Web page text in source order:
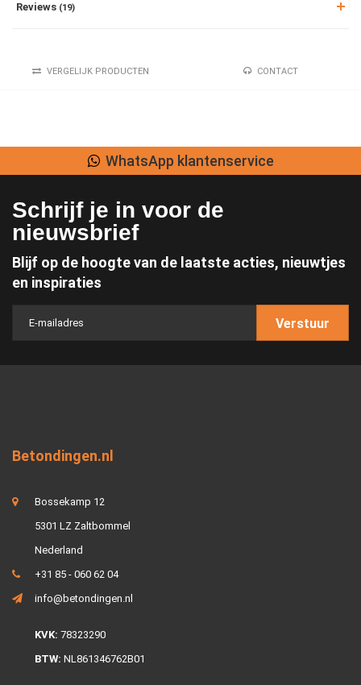
Reviews (19)
VERGELIJK PRODUCTEN CONTACT
WhatsApp klantenservice
Schrijf je in voor de
nieuwsbrief
Blijf op de hoogte van de laatste acties, nieuwtjes
en inspiraties
Verstuur
Betondingen.nl
Bossekamp 12
5301 LZ Zaltbommel
Nederland
+31 85 - 060 62 04
info@betondingen.nl
KVK: 78323290
BTW: NL861346762B01